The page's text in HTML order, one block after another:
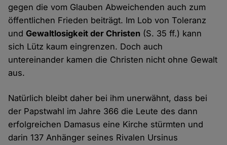
gegen die vom Glauben Abweichenden auch zum
öffentlichen Frieden beiträgt. Im Lob von Toleranz
undGewaltlosigkeit der Christen (S. 35 ff.) kann
sich Lütz kaum eingrenzen. Doch auch
untereinander kamen die Christen nicht ohne Gewalt
aus.
Natürlich bleibt daher bei ihm unerwähnt, dass bei
der Papstwahl im Jahre 366 die Leute des dann
erfolgreichen Damasus eine Kirche stürmten und
darin 137 Anhänger seines Rivalen Ursinus